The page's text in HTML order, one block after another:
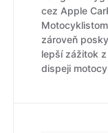
cez Apple
zároveň
lepší zážitok
dispeji